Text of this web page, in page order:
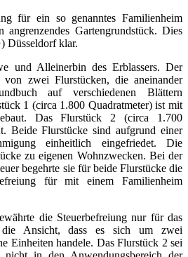
für ein so genanntes Familienheim
Gartengrundstück. Dies
Düsseldorf klar.
und Alleinerbin des Erblassers. Der
von zwei Flurstücken, die aneinander
auf verschiedenen Blättern
1 (circa 1.800 Quadratmeter) ist mit
Das Flurstück 2 (circa 1.700
Beide Flurstücke sind aufgrund einer
einheitlich eingefriedet. Die
zu eigenen Wohnzwecken. Bei der
begehrte sie für beide Flurstücke die
für mit einem Familienheim
die Steuerbefreiung nur für das
Ansicht, dass es sich um zwei
Einheiten handele. Das Flurstück 2 sei